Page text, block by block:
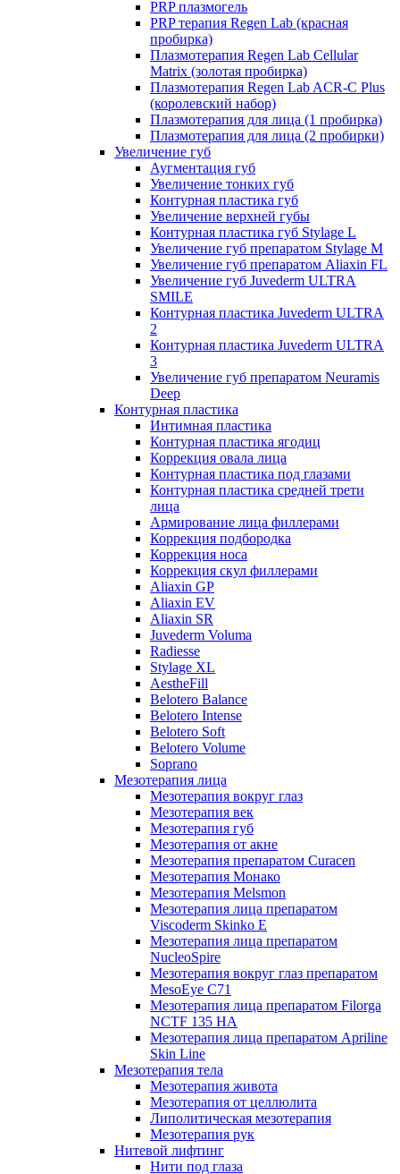
PRP плазмогель
PRP терапия Regen Lab (красная
пробирка)
Плазмотерапия Regen Lab Cellular
Matrix (золотая пробирка)
Плазмотерапия Regen Lab ACR-C Plus
(королевский набор)
Плазмотерапия для лица (1 пробирка)
Плазмотерапия для лица (2 пробирки)
Увеличение губ
Аугментация губ
Увеличение тонких губ
Контурная пластика губ
Увеличение верхней губы
Контурная пластика губ Stylage L
Увеличение губ препаратом Stylage M
Увеличение губ препаратом Aliaxin FL
Увеличение губ Juvederm ULTRA
SMILE
Контурная пластика Juvederm ULTRA
2
Контурная пластика Juvederm ULTRA
3
Увеличение губ препаратом Neuramis
Deep
Контурная пластика
Интимная пластика
Контурная пластика ягодиц
Коррекция овала лица
Контурная пластика под глазами
Контурная пластика средней трети
лица
Армирование лица филлерами
Коррекция подбородка
Коррекция носа
Коррекция скул филлерами
Aliaxin GP
Aliaxin EV
Aliaxin SR
Juvederm Voluma
Radiesse
Stylage XL
AestheFill
Belotero Balance
Belotero Intense
Belotero Soft
Belotero Volume
Soprano
Мезотерапия лица
Мезотерапия вокруг глаз
Мезотерапия век
Мезотерапия губ
Мезотерапия от акне
Мезотерапия препаратом Curacen
Мезотерапия Монако
Мезотерапия Melsmon
Мезотерапия лица препаратом
Viscoderm Skinko E
Мезотерапия лица препаратом
NucleoSpire
Мезотерапия вокруг глаз препаратом
MesoEye С71
Мезотерапия лица препаратом Filorga
NCTF 135 HA
Мезотерапия лица препаратом Apriline
Skin Line
Мезотерапия тела
Мезотерапия живота
Мезотерапия от целлюлита
Липолитическая мезотерапия
Мезотерапия рук
Нитевой лифтинг
Нити под глаза